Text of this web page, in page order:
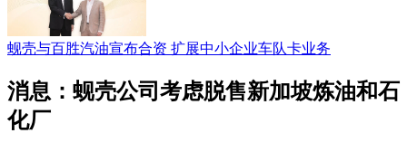
蚬壳与百胜汽油宣布合资 扩展中小企业车队卡业务
消息：蚬壳公司考虑脱售新加坡炼油和石
化厂